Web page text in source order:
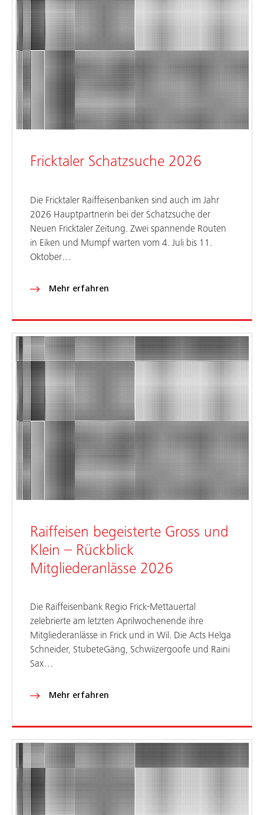
Fricktaler Schatzsuche 2026
Die Fricktaler Raiffeisenbanken sind auch im Jahr
2026 Hauptpartnerin bei der Schatzsuche der
Neuen Fricktaler Zeitung. Zwei spannende Routen
in Eiken und Mumpf warten vom 4. Juli bis 11.
Oktober…
Mehr erfahren
Raiffeisen begeisterte Gross und
Klein – Rückblick
Mitgliederanlässe 2026
Die Raiffeisenbank Regio Frick-Mettauertal
zelebrierte am letzten Aprilwochenende ihre
Mitgliederanlässe in Frick und in Wil. Die Acts Helga
Schneider, StubeteGäng, Schwiizergoofe und Raini
Sax…
Mehr erfahren